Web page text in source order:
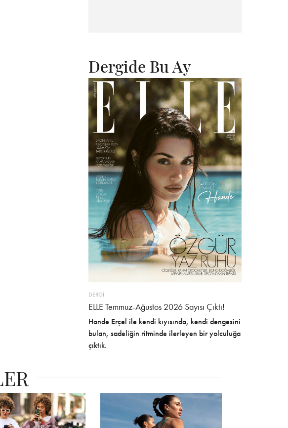
Dergide Bu Ay
DERGİ
ELLE Temmuz-Ağustos 2026 Sayısı Çıktı!
Hande Erçel ile kendi kıyısında, kendi dengesini
bulan, sadeliğin ritminde ilerleyen bir yolculuğa
çıktık.